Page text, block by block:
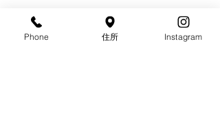
Phone 住所 Instagram